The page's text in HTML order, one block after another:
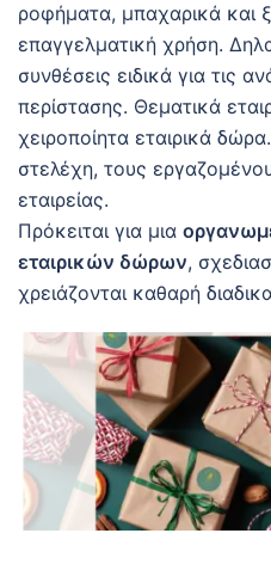
ροφήματα, μπαχαρικά και
επαγγελματική χρήση.
συνθέσεις ειδικά για τις
περίστασης. Θεματικά
χειροποίητα εταιρικά
στελέχη, τους
εταιρείας.
Πρόκειται για μια
εταιρικών δώρων,
χρειάζονται καθαρή